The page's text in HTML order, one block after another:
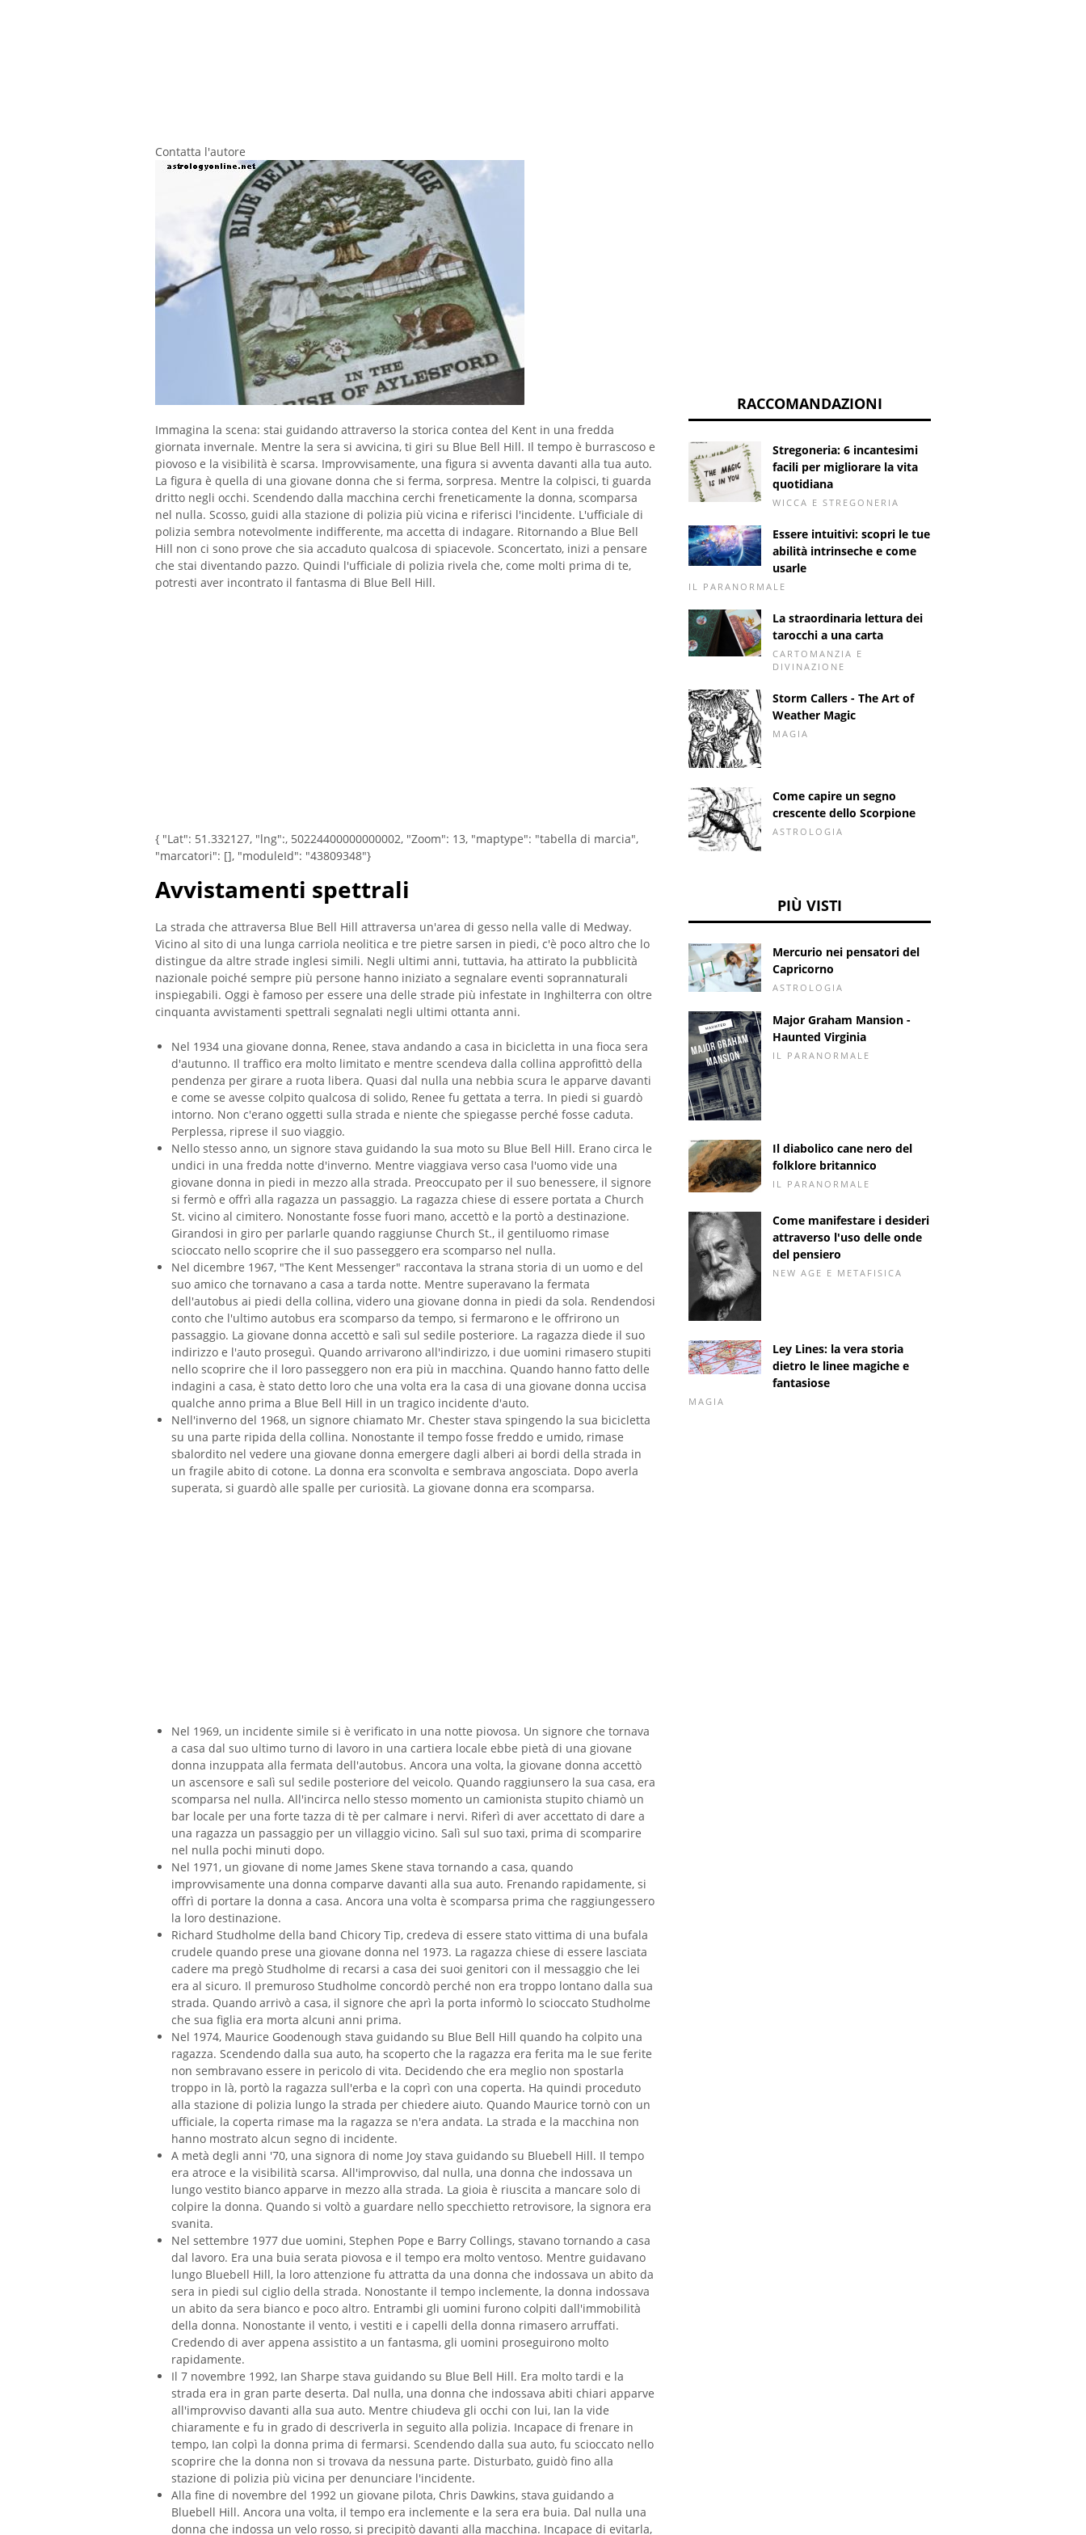
Contatta l'autore
Immagina la scena: stai guidando attraverso la storica contea del Kent in una fredda
giornata invernale. Mentre la sera si avvicina, ti giri su Blue Bell Hill. Il tempo è burrascoso e
piovoso e la visibilità è scarsa. Improvvisamente, una figura si avventa davanti alla tua auto.
La figura è quella di una giovane donna che si ferma, sorpresa. Mentre la colpisci, ti guarda
dritto negli occhi. Scendendo dalla macchina cerchi freneticamente la donna, scomparsa
nel nulla. Scosso, guidi alla stazione di polizia più vicina e riferisci l'incidente. L'ufficiale di
polizia sembra notevolmente indifferente, ma accetta di indagare. Ritornando a Blue Bell
Hill non ci sono prove che sia accaduto qualcosa di spiacevole. Sconcertato, inizi a pensare
che stai diventando pazzo. Quindi l'ufficiale di polizia rivela che, come molti prima di te,
potresti aver incontrato il fantasma di Blue Bell Hill.
{ "Lat": 51.332127, "lng":, 50224400000000002, "Zoom": 13, "maptype": "tabella di marcia",
"marcatori": [], "moduleId": "43809348"}
Avvistamenti spettrali
La strada che attraversa Blue Bell Hill attraversa un'area di gesso nella valle di Medway.
Vicino al sito di una lunga carriola neolitica e tre pietre sarsen in piedi, c'è poco altro che lo
distingue da altre strade inglesi simili. Negli ultimi anni, tuttavia, ha attirato la pubblicità
nazionale poiché sempre più persone hanno iniziato a segnalare eventi soprannaturali
inspiegabili. Oggi è famoso per essere una delle strade più infestate in Inghilterra con oltre
cinquanta avvistamenti spettrali segnalati negli ultimi ottanta anni.
Nel 1934 una giovane donna, Renee, stava andando a casa in bicicletta in una fioca sera
d'autunno. Il traffico era molto limitato e mentre scendeva dalla collina approfittò della
pendenza per girare a ruota libera. Quasi dal nulla una nebbia scura le apparve davanti
e come se avesse colpito qualcosa di solido, Renee fu gettata a terra. In piedi si guardò
intorno. Non c'erano oggetti sulla strada e niente che spiegasse perché fosse caduta.
Perplessa, riprese il suo viaggio.
Nello stesso anno, un signore stava guidando la sua moto su Blue Bell Hill. Erano circa le
undici in una fredda notte d'inverno. Mentre viaggiava verso casa l'uomo vide una
giovane donna in piedi in mezzo alla strada. Preoccupato per il suo benessere, il signore
si fermò e offrì alla ragazza un passaggio. La ragazza chiese di essere portata a Church
St. vicino al cimitero. Nonostante fosse fuori mano, accettò e la portò a destinazione.
Girandosi in giro per parlarle quando raggiunse Church St., il gentiluomo rimase
scioccato nello scoprire che il suo passeggero era scomparso nel nulla.
Nel dicembre 1967, "The Kent Messenger" raccontava la strana storia di un uomo e del
suo amico che tornavano a casa a tarda notte. Mentre superavano la fermata
dell'autobus ai piedi della collina, videro una giovane donna in piedi da sola. Rendendosi
conto che l'ultimo autobus era scomparso da tempo, si fermarono e le offrirono un
passaggio. La giovane donna accettò e salì sul sedile posteriore. La ragazza diede il suo
indirizzo e l'auto proseguì. Quando arrivarono all'indirizzo, i due uomini rimasero stupiti
nello scoprire che il loro passeggero non era più in macchina. Quando hanno fatto delle
indagini a casa, è stato detto loro che una volta era la casa di una giovane donna uccisa
qualche anno prima a Blue Bell Hill in un tragico incidente d'auto.
Nell'inverno del 1968, un signore chiamato Mr. Chester stava spingendo la sua bicicletta
su una parte ripida della collina. Nonostante il tempo fosse freddo e umido, rimase
sbalordito nel vedere una giovane donna emergere dagli alberi ai bordi della strada in
un fragile abito di cotone. La donna era sconvolta e sembrava angosciata. Dopo averla
superata, si guardò alle spalle per curiosità. La giovane donna era scomparsa.
Nel 1969, un incidente simile si è verificato in una notte piovosa. Un signore che tornava
a casa dal suo ultimo turno di lavoro in una cartiera locale ebbe pietà di una giovane
donna inzuppata alla fermata dell'autobus. Ancora una volta, la giovane donna accettò
un ascensore e salì sul sedile posteriore del veicolo. Quando raggiunsero la sua casa, era
scomparsa nel nulla. All'incirca nello stesso momento un camionista stupito chiamò un
bar locale per una forte tazza di tè per calmare i nervi. Riferì di aver accettato di dare a
una ragazza un passaggio per un villaggio vicino. Salì sul suo taxi, prima di scomparire
nel nulla pochi minuti dopo.
Nel 1971, un giovane di nome James Skene stava tornando a casa, quando
improvvisamente una donna comparve davanti alla sua auto. Frenando rapidamente, si
offrì di portare la donna a casa. Ancora una volta è scomparsa prima che raggiungessero
la loro destinazione.
Richard Studholme della band Chicory Tip, credeva di essere stato vittima di una bufala
crudele quando prese una giovane donna nel 1973. La ragazza chiese di essere lasciata
cadere ma pregò Studholme di recarsi a casa dei suoi genitori con il messaggio che lei
era al sicuro. Il premuroso Studholme concordò perché non era troppo lontano dalla sua
strada. Quando arrivò a casa, il signore che aprì la porta informò lo scioccato Studholme
che sua figlia era morta alcuni anni prima.
Nel 1974, Maurice Goodenough stava guidando su Blue Bell Hill quando ha colpito una
ragazza. Scendendo dalla sua auto, ha scoperto che la ragazza era ferita ma le sue ferite
non sembravano essere in pericolo di vita. Decidendo che era meglio non spostarla
troppo in là, portò la ragazza sull'erba e la coprì con una coperta. Ha quindi proceduto
alla stazione di polizia lungo la strada per chiedere aiuto. Quando Maurice tornò con un
ufficiale, la coperta rimase ma la ragazza se n'era andata. La strada e la macchina non
hanno mostrato alcun segno di incidente.
A metà degli anni '70, una signora di nome Joy stava guidando su Bluebell Hill. Il tempo
era atroce e la visibilità scarsa. All'improvviso, dal nulla, una donna che indossava un
lungo vestito bianco apparve in mezzo alla strada. La gioia è riuscita a mancare solo di
colpire la donna. Quando si voltò a guardare nello specchietto retrovisore, la signora era
svanita.
Nel settembre 1977 due uomini, Stephen Pope e Barry Collings, stavano tornando a casa
dal lavoro. Era una buia serata piovosa e il tempo era molto ventoso. Mentre guidavano
lungo Bluebell Hill, la loro attenzione fu attratta da una donna che indossava un abito da
sera in piedi sul ciglio della strada. Nonostante il tempo inclemente, la donna indossava
un abito da sera bianco e poco altro. Entrambi gli uomini furono colpiti dall'immobilità
della donna. Nonostante il vento, i vestiti e i capelli della donna rimasero arruffati.
Credendo di aver appena assistito a un fantasma, gli uomini proseguirono molto
rapidamente.
Il 7 novembre 1992, Ian Sharpe stava guidando su Blue Bell Hill. Era molto tardi e la
strada era in gran parte deserta. Dal nulla, una donna che indossava abiti chiari apparve
all'improvviso davanti alla sua auto. Mentre chiudeva gli occhi con lui, Ian la vide
chiaramente e fu in grado di descriverla in seguito alla polizia. Incapace di frenare in
tempo, Ian colpì la donna prima di fermarsi. Scendendo dalla sua auto, fu scioccato nello
scoprire che la donna non si trovava da nessuna parte. Disturbato, guidò fino alla
stazione di polizia più vicina per denunciare l'incidente.
Alla fine di novembre del 1992 un giovane pilota, Chris Dawkins, stava guidando a
Bluebell Hill. Ancora una volta, il tempo era inclemente e la sera era buia. Dal nulla una
donna che indossa un velo rosso, si precipitò davanti alla macchina. Incapace di evitarla,
RACCOMANDAZIONI
Stregoneria: 6 incantesimi
facili per migliorare la vita
quotidiana
WICCA E STREGONERIA
Essere intuitivi: scopri le tue
abilità intrinseche e come
usarle
IL PARANORMALE
La straordinaria lettura dei
tarocchi a una carta
CARTOMANZIA E
DIVINAZIONE
Storm Callers - The Art of
Weather Magic
MAGIA
Come capire un segno
crescente dello Scorpione
ASTROLOGIA
PIÙ VISTI
Mercurio nei pensatori del
Capricorno
ASTROLOGIA
Major Graham Mansion -
Haunted Virginia
IL PARANORMALE
Il diabolico cane nero del
folklore britannico
IL PARANORMALE
Come manifestare i desideri
attraverso l'uso delle onde
del pensiero
NEW AGE E METAFISICA
Ley Lines: la vera storia
dietro le linee magiche e
fantasiose
MAGIA